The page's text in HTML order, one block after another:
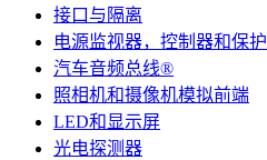
接口与隔离
电源监视器，控制器和保护
汽车音频总线®
照相机和摄像机模拟前端
LED和显示屏
光电探测器